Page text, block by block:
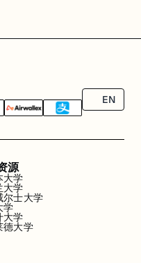
EN
源
大学
大学
尔士大学
学
大学
德大学